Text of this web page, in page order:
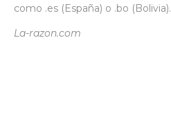
como .es (España) o .bo (Bolivia).
La-razon.com